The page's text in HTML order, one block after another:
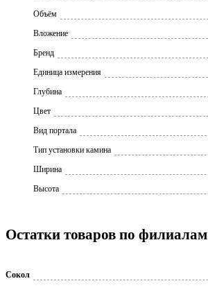
Объём
Вложение
Бренд
Единица измерения
Глубина
Цвет
Вид портала
Тип установки камина
Ширина
Высота
Остатки товаров по филиалам
Сокол